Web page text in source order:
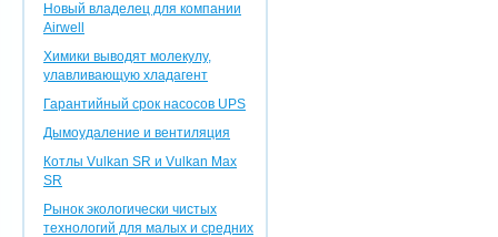
Новый владелец для компании
Airwell
Химики выводят молекулу,
улавливающую хладагент
Гарантийный срок насосов UPS
Дымоудаление и вентиляция
Котлы Vulkan SR и Vulkan Max
SR
Рынок экологически чистых
технологий для малых и средних